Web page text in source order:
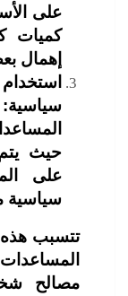
على
كميات
إهمال
حيث
على
سياسية
تتسبب هذه
مصالح